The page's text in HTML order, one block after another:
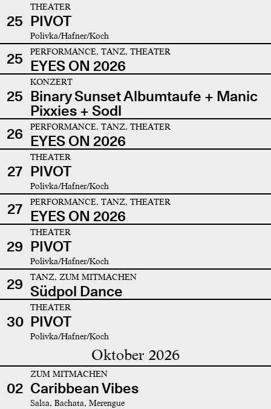
25
THEATER
PIVOT
Polivka/Hafner/Koch
25 PERFORMANCE, TANZ, THEATER
EYES ON 2026
25
KONZERT
Binary Sunset Albumtaufe + Manic
Pixxies + Sodl
26
PERFORMANCE, TANZ, THEATER
EYES ON 2026
27
THEATER
PIVOT
Polivka/Hafner/Koch
27 PERFORMANCE, TANZ, THEATER
EYES ON 2026
29
THEATER
PIVOT
Polivka/Hafner/Koch
29 TANZ, ZUM MITMACHEN
Südpol Dance
30
THEATER
PIVOT
Polivka/Hafner/Koch
Oktober 2026
02
ZUM MITMACHEN
Caribbean Vibes
Salsa, Bachata, Merengue